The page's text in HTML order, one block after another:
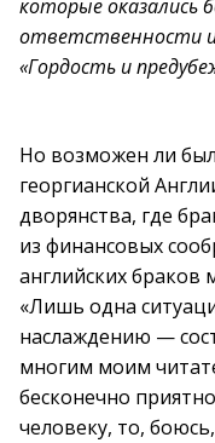
которые оказались
ответственности
«Гордость и
Но возможен ли
георгианской
дворянства, где
из финансовых
английских браков
«Лишь одна
наслаждению —
многим моим
бесконечно
человеку, то,